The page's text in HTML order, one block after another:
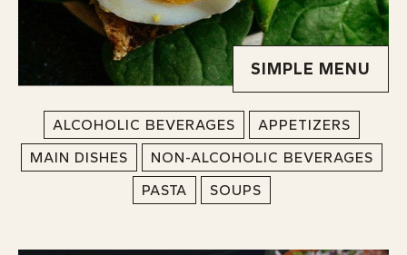
SIMPLE MENU
ALCOHOLIC BEVERAGES
APPETIZERS
MAIN DISHES
NON-ALCOHOLIC BEVERAGES
PASTA
SOUPS